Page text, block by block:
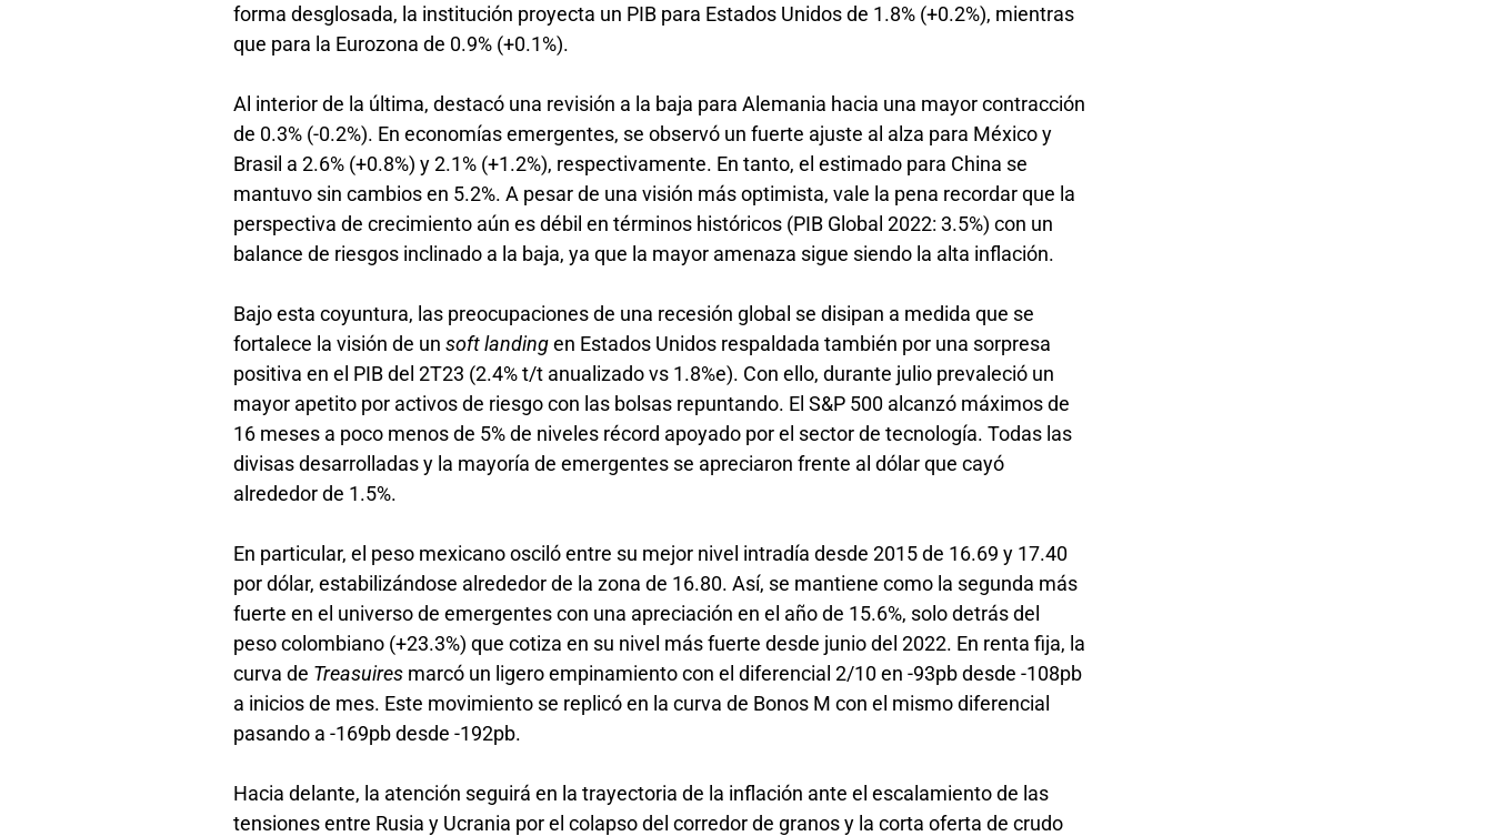
forma desglosada, la institución proyecta un PIB para Estados Unidos de 1.8% (+0.2%), mientras
que para la Eurozona de 0.9% (+0.1%).
Al interior de la última, destacó una revisión a la baja para Alemania hacia una mayor contracción
de 0.3% (-0.2%). En economías emergentes, se observó un fuerte ajuste al alza para México y
Brasil a 2.6% (+0.8%) y 2.1% (+1.2%), respectivamente. En tanto, el estimado para China se
mantuvo sin cambios en 5.2%. A pesar de una visión más optimista, vale la pena recordar que la
perspectiva de crecimiento aún es débil en términos históricos (PIB Global 2022: 3.5%) con un
balance de riesgos inclinado a la baja, ya que la mayor amenaza sigue siendo la alta inflación.
Bajo esta coyuntura, las preocupaciones de una recesión global se disipan a medida que se
fortalece la visión de unsoft landingen Estados Unidos respaldada también por una sorpresa
positiva en el PIB del 2T23 (2.4% t/t anualizado vs 1.8%e). Con ello, durante julio prevaleció un
mayor apetito por activos de riesgo con las bolsas repuntando. El S&P 500 alcanzó máximos de
16 meses a poco menos de 5% de niveles récord apoyado por el sector de tecnología. Todas las
divisas desarrolladas y la mayoría de emergentes se apreciaron frente al dólar que cayó
alrededor de 1.5%.
En particular, el peso mexicano osciló entre su mejor nivel intradía desde 2015 de 16.69 y 17.40
por dólar, estabilizándose alrededor de la zona de 16.80. Así, se mantiene como la segunda más
fuerte en el universo de emergentes con una apreciación en el año de 15.6%, solo detrás del
peso colombiano (+23.3%) que cotiza en su nivel más fuerte desde junio del 2022. En renta fija, la
curva de Treasuires marcó un ligero empinamiento con el diferencial 2/10 en -93pb desde -108pb
a inicios de mes. Este movimiento se replicó en la curva de Bonos M con el mismo diferencial
pasando a -169pb desde -192pb.
Hacia delante, la atención seguirá en la trayectoria de la inflación ante el escalamiento de las
tensiones entre Rusia y Ucrania por el colapso del corredor de granos y la corta oferta de crudo